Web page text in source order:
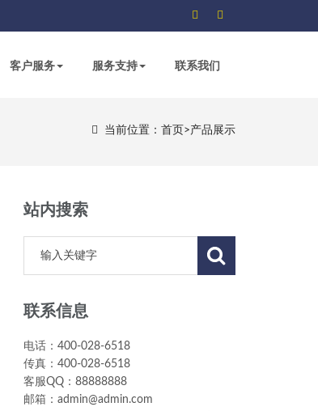
客户服务 服务支持 联系我们
当前位置： 首页 > 产品展示
站内搜索
联系信息
电话：400-028-6518
传真：400-028-6518
客服QQ：88888888
邮箱：admin@admin.com